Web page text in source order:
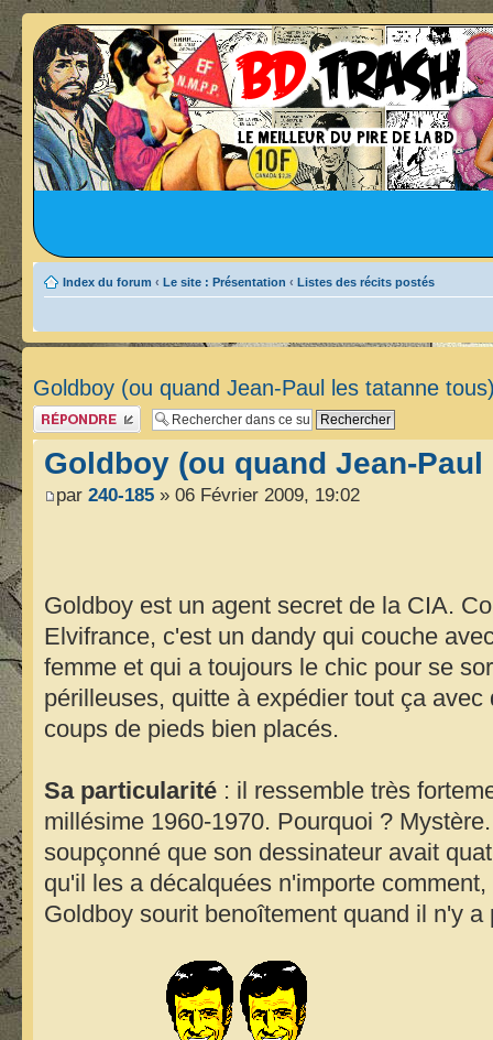
Index du forum ‹ Le site : Présentation ‹ Listes des récits postés
Goldboy (ou quand Jean-Paul les tatanne
Publier une réponse
Goldboy (ou quand Jean-
par 240-185 » 06 Février 2009, 19:02
Goldboy est un agent secret de la CIA.
Elvifrance, c'est un dandy qui couche
femme et qui a toujours le chic pour se
périlleuses, quitte à expédier tout ça
coups de pieds bien placés.
Sa particularité : il ressemble très
millésime 1960-1970. Pourquoi ?
soupçonné que son dessinateur avait
qu'il les a décalquées n'importe
Goldboy sourit benoîtement quand il n'y a